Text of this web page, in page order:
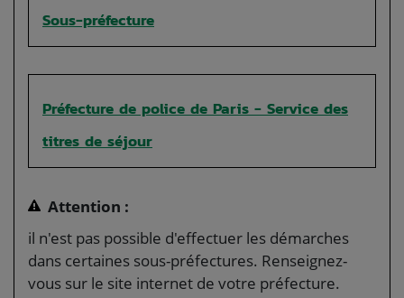
Sous-préfecture
Préfecture de police de Paris - Service des
titres de séjour
Attention :
il n'est pas possible d'effectuer les démarches
dans certaines sous-préfectures. Renseignez-
vous sur le site internet de votre préfecture.